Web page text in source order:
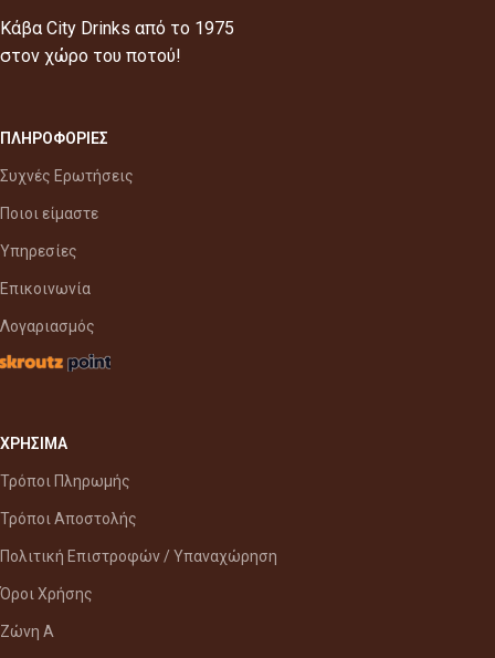
Κάβα City Drinks από το 1975
στον χώρο του ποτού!
ΠΛΗΡΟΦΟΡΙΕΣ
Συχνές Ερωτήσεις
Ποιοι είμαστε
Υπηρεσίες
Επικοινωνία
Λογαριασμός
ΧΡΗΣΙΜΑ
Τρόποι Πληρωμής
Τρόποι Αποστολής
Πολιτική Επιστροφών / Υπαναχώρηση
Όροι Χρήσης
Ζώνη Α